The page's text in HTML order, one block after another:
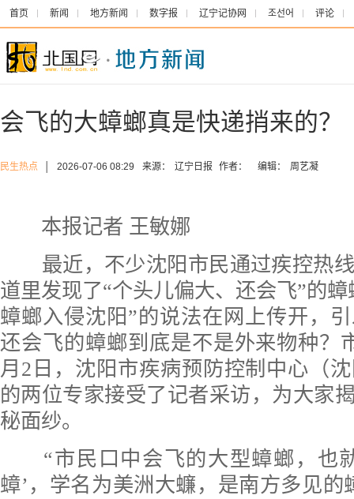
首页 新闻 地方新闻 数字报 辽宁记协网 조선어 评论
会飞的大蟑螂真是快递捎来的？
民生热点 2026-07-06 08:29 来源： 辽宁日报 作者： 编辑： 周艺凝
本报记者 王敏娜
最近，不少沈阳市民通过疾控热线
道里发现了“个头儿偏大、还会飞”的
蟑螂入侵沈阳”的说法在网上传开，
还会飞的蟑螂到底是不是外来物种？
月2日，沈阳市疾病预防控制中心（
的两位专家接受了记者采访，为大家
秘面纱。
“市民口中会飞的大型蟑螂，也
蟑’，学名为美洲大蠊，是南方多见的